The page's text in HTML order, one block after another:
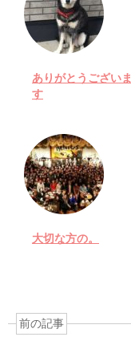
ありがとうございま
す
大切な方の。
前の記事